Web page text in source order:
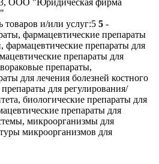
и/или услуг:5 5 -
фармацевтические препараты
фармацевтические препараты для
препараты для
препараты,
для лечения болезней костного
для регулирования/
биологические препараты для
препараты для
микроорганизмы для
микроорганизмов для